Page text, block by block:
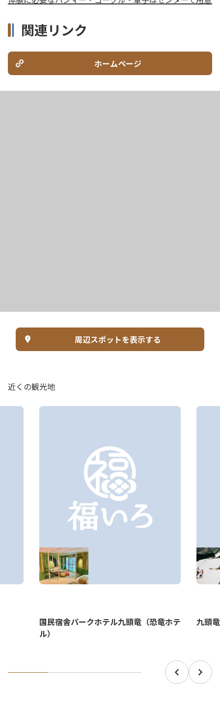
関連リンク
ホームページ
周辺スポットを表示する
近くの観光地
国民宿舎パークホテル九頭竜（恐竜ホテ
ル）
九頭